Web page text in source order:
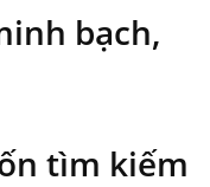
bạch,
tìm kiếm